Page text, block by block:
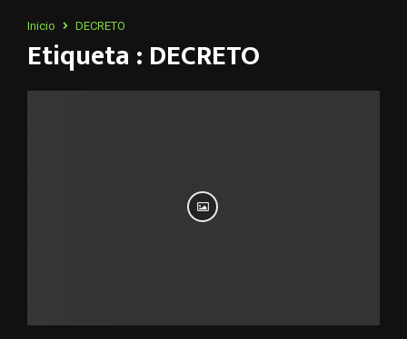
Inicio DECRETO
Etiqueta : DECRETO